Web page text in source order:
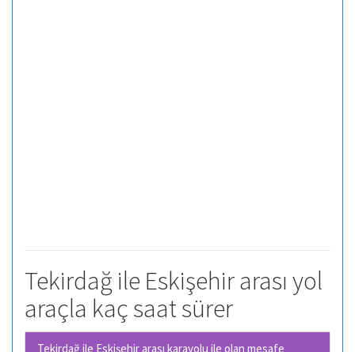
Tekirdağ ile Eskişehir arası yol
araçla kaç saat sürer
Tekirdağ ile Eskişehir arası karayolu ile olan mesafe